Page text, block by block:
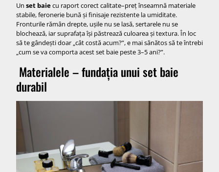
Un set baiecu raport corect calitate–preț înseamnă materiale
stabile, feronerie bună și finisaje rezistente la umiditate.
Fronturile rămân drepte, ușile nu se lasă, sertarele nu se
blochează, iar suprafața își păstrează culoarea și textura. În loc
să te gândești doar „cât costă acum?”, e mai sănătos să te întrebi
„cum se va comporta acest set baie peste 3–5 ani?”.
Materialele – fundația unui set baie
durabil